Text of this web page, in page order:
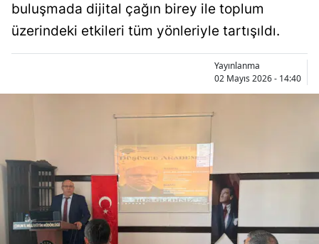
Bolu
Bursa
Denizli
Diyarbakır
buluşmada dijital çağın birey ile toplum
üzerindeki etkileri tüm yönleriyle tartışıldı.
Yayınlanma
02 Mayıs 2026 - 14:40